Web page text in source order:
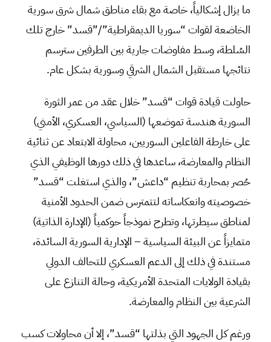
ما يزال إشكالياً، خاصة مع بقاء مناطق شمال شرق سورية
الخاضعة لقوات “سوريا الديمقراطية”/”قسد” خارج تلك
السُلطة، وسط مفاوضات جارية بين الطرفين سترسم
نتائجها مستقبل الشمال الشرقي وسورية بشكل عام.
حاولت قيادة قوات “قسد” خلال عقد من عمر الثورة
السورية هندسة تموضعها (السياسي، العسكري، الأمني)
على خارطة الفاعلين السوريين، محاولة الابتعاد عن ثنائية
النظام والمعارضة، ساعدها في ذلك دورها الوظيفي الذي
حُصر بمحاربة تنظيم “داعش”، والذي استغلت “قسد”
خصوصيته وانعكاساته لتتمترس ضمن الحدود الأمنية
لمناطق سيطرتها، وتطرح نموذجاً حوكمياً (الإدارة الذاتية)
متمايزاً عن البيئة السياسية – الإدارية السورية السائدة،
مستندة في ذلك إلى الدعم العسكري للتحالف الدولي
بقيادة الولايات المتحدة الأمريكية، وحالة التنازع على
الشرعية بين النظام والمعارضة.
ورغم كل الجهود التي بذلتها “قسد”، إلا أن محاولات كسب